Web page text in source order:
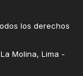
los derechos
Molina, Lima -